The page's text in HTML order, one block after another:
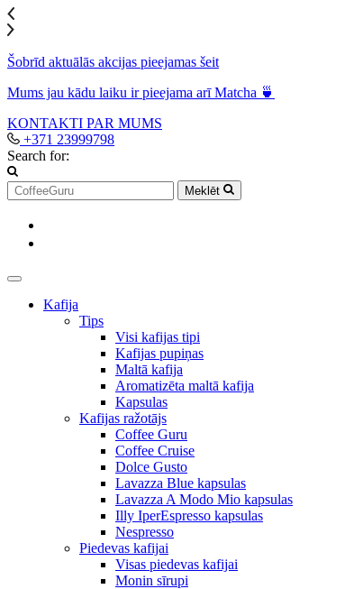
Šobrīd aktuālās akcijas pieejamas šeit
Mums jau kādu laiku ir pieejama arī Matcha 🍵
KONTAKTI PAR MUMS
+371 23999798
Search for:
Meklēt
Kafija
Tips
Visi kafijas tipi
Kafijas pupiņas
Maltā kafija
Aromatizēta maltā kafija
Kapsulas
Kafijas ražotājs
Coffee Guru
Coffee Cruise
Dolce Gusto
Lavazza Blue kapsulas
Lavazza A Modo Mio kapsulas
Illy IperEspresso kapsulas
Nespresso
Piedevas kafijai
Visas piedevas kafijai
Monin sīrupi